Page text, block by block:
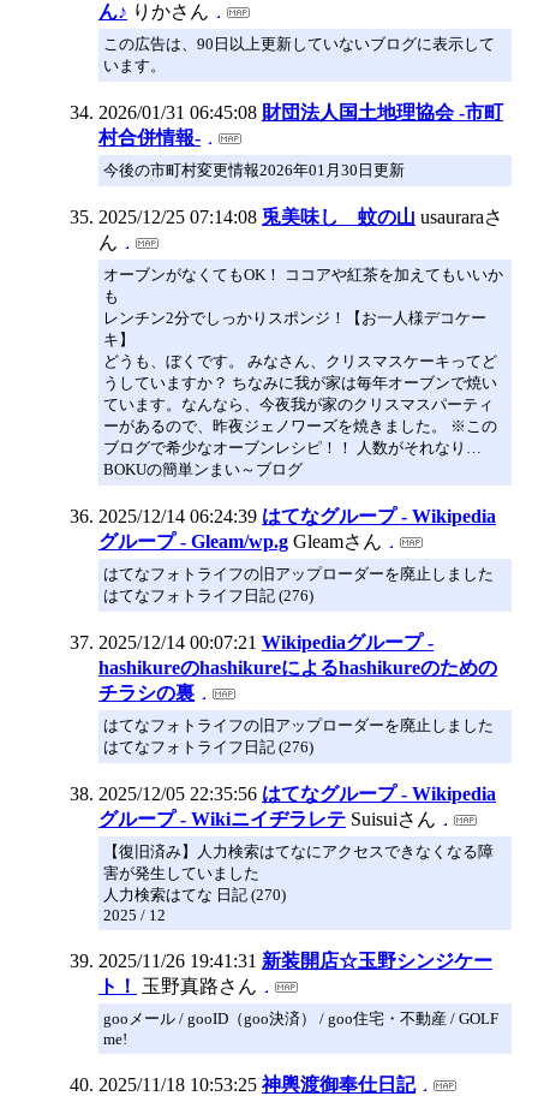
ん♪ りかさん
この広告は、90日以上更新していないブログに表示して
います。
2026/01/31 06:45:08 財団法人国土地理協会 -市町
村合併情報-
今後の市町村変更情報2026年01月30日更新
2025/12/25 07:14:08 兎美味し 蚊の山 usauraraさ
ん
オーブンがなくてもOK！ ココアや紅茶を加えてもいいか
も
レンチン2分でしっかりスポンジ！【お一人様デコケー
キ】
どうも、ぼくです。 みなさん、クリスマスケーキってど
うしていますか？ ちなみに我が家は毎年オーブンで焼い
ています。なんなら、今夜我が家のクリスマスパーティ
ーがあるので、昨夜ジェノワーズを焼きました。 ※この
ブログで希少なオーブンレシピ！！ 人数がそれなり…
BOKUの簡単ンまい～ブログ
2025/12/14 06:24:39 はてなグループ - Wikipedia
グループ - Gleam/wp.g Gleamさん
はてなフォトライフの旧アップローダーを廃止しました
はてなフォトライフ日記 (276)
2025/12/14 00:07:21 Wikipediaグループ -
hashikureのhashikureによるhashikureのための
チラシの裏
はてなフォトライフの旧アップローダーを廃止しました
はてなフォトライフ日記 (276)
2025/12/05 22:35:56 はてなグループ - Wikipedia
グループ - Wikiニイヂラレテ Suisuiさん
【復旧済み】人力検索はてなにアクセスできなくなる障
害が発生していました
人力検索はてな 日記 (270)
2025 / 12
2025/11/26 19:41:31 新装開店☆玉野シンジケー
ト！
玉野真路さん
gooメール / gooID（goo決済） / goo住宅・不動産 / GOLF
me!
2025/11/18 10:53:25 神輿渡御奉仕日記